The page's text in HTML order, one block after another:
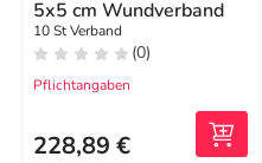
5x5 cm Wundverband
10 St Verband
(0)
Pflichtangaben
228,89 €